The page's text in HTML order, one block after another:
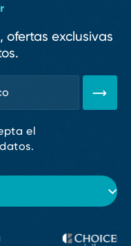
ofertas exclusivas
el